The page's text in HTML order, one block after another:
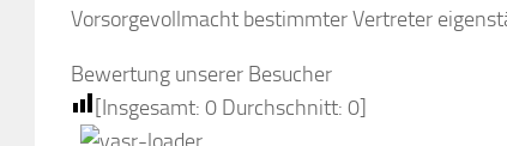
Vorsorgevollmacht bestimmter Vertreter
Bewertung unserer Besucher
[Insgesamt: 0 Durchschnitt: 0]